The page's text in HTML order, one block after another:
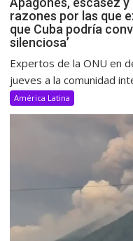
razones por las que
que Cuba podría
silenciosa’
Expertos de la ONU en
jueves a la comunidad
América Latina